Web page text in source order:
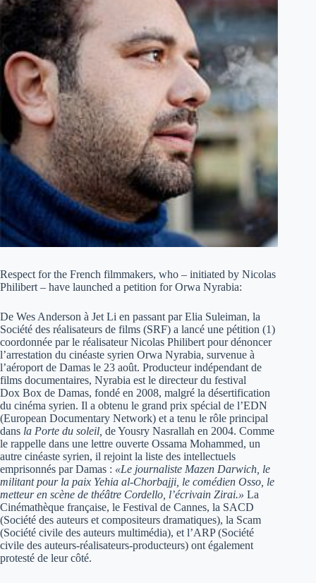
Respect for the French filmmakers, who – initiated by Nicolas
Philibert – have launched a petition for Orwa Nyrabia:
De Wes Anderson à Jet Li en passant par Elia Suleiman, la
Société des réalisateurs de films (SRF) a lancé une pétition (1)
coordonnée par le réalisateur Nicolas Philibert pour dénoncer
l’arrestation du cinéaste syrien Orwa Nyrabia, survenue à
l’aéroport de Damas le 23 août. Producteur indépendant de
films documentaires, Nyrabia est le directeur du festival
Dox Box de Damas, fondé en 2008, malgré la désertification
du cinéma syrien. Il a obtenu le grand prix spécial de l’EDN
(European Documentary Network) et a tenu le rôle principal
dans la Porte du soleil, de Yousry Nasrallah en 2004. Comme
le rappelle dans une lettre ouverte Ossama Mohammed, un
autre cinéaste syrien, il rejoint la liste des intellectuels
emprisonnés par Damas : «Le journaliste Mazen Darwich, le
militant pour la paix Yehia al-Chorbajji, le comédien Osso, le
metteur en scène de théâtre Cordello, l’écrivain Zirai.» La
Cinémathèque française, le Festival de Cannes, la SACD
(Société des auteurs et compositeurs dramatiques), la Scam
(Société civile des auteurs multimédia), et l’ARP (Société
civile des auteurs-réalisateurs-producteurs) ont également
protesté de leur côté.